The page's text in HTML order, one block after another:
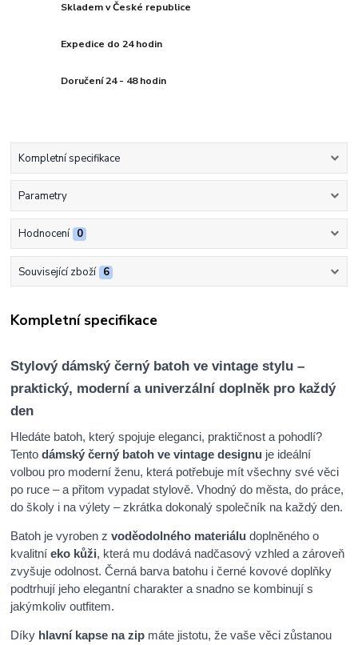
Skladem v České republice
Expedice do 24 hodin
Doručení 24 - 48 hodin
Kompletní specifikace
Parametry
Hodnocení 0
Související zboží 6
Kompletní specifikace
Stylový dámský černý batoh ve vintage stylu –
praktický, moderní a univerzální doplněk pro každý
den
Hledáte batoh, který spojuje eleganci, praktičnost a pohodlí?
Tentodámský černý batoh ve vintage designu je ideální
volbou pro moderní ženu, která potřebuje mít všechny své věci
po ruce – a přitom vypadat stylově. Vhodný do města, do práce,
do školy i na výlety – zkrátka dokonalý společník na každý den.
Batoh je vyroben zvoděodolného materiálu doplněného o
kvalitníeko kůži, která mu dodává nadčasový vzhled a zároveň
zvyšuje odolnost. Černá barva batohu i černé kovové doplňky
podtrhují jeho elegantní charakter a snadno se kombinují s
jakýmkoliv outfitem.
Díky hlavní kapse na zip máte jistotu, že vaše věci zůstanou